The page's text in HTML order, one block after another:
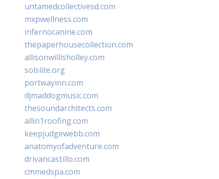
untamedcollectivesd.com
mxpwellness.com
infernocanine.com
thepaperhousecollection.com
allisonwillisholley.com
solslite.org
portwayinn.com
djmaddogmusic.com
thesoundarchitects.com
allin1roofing.com
keepjudgewebb.com
anatomyofadventure.com
drivancastillo.com
cmmedspa.com